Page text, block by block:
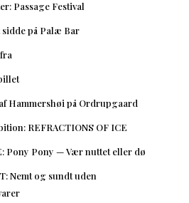
Passage Festival
sidde på Palæ Bar
Hammershøi på Ordrupgaard
REFRACTIONS OF ICE
Pony Pony — Vær nuttet eller dø
Nemt og sundt uden